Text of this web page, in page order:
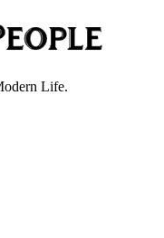
Life.